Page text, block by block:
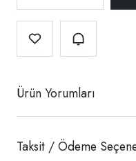
Ürün Yorumları
Taksit / Ödeme